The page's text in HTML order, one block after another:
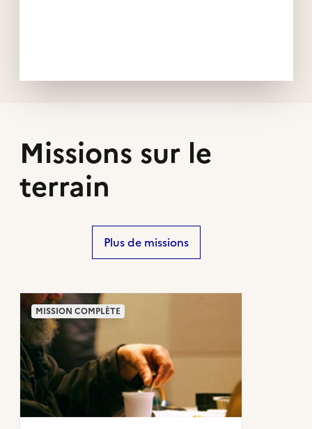
Missions sur le
terrain
Plus de missions
MISSION COMPLÈTE